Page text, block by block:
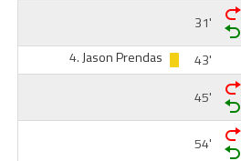
31'
4.Jason Prendas
43'
45'
54'